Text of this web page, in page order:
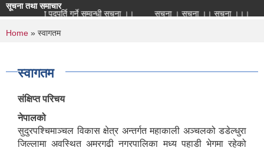
सूचना तथा समाचार
सेवा करारमा पदपूर्ति गर्ने सम्वन्धी सूचना ।।
सूचना । सूचना ।। सूचना ।।।
You are here
Home » स्वागतम
स्वागतम
संक्षिप्त परिचय
नेपालको
सुदुरपश्चिमाञ्चल विकास क्षेत्र अन्तर्गत महाकाली अञ्चलको डडेल्धुरा
जिल्लामा अवस्थित अमरगढी नगरपालिका मध्य पहाडी भेगमा रहेको